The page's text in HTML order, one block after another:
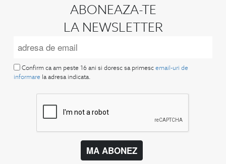
ABONEAZA-TE
LA NEWSLETTER
Confirm ca am peste 16 ani si doresc sa primesc email-uri de
informare la adresa indicata.
MA ABONEZ